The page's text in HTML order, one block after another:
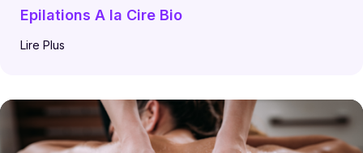
Epilations A la Cire Bio
Lire Plus